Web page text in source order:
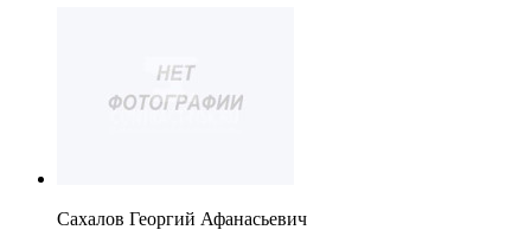
Сахалов Георгий Афанасьевич